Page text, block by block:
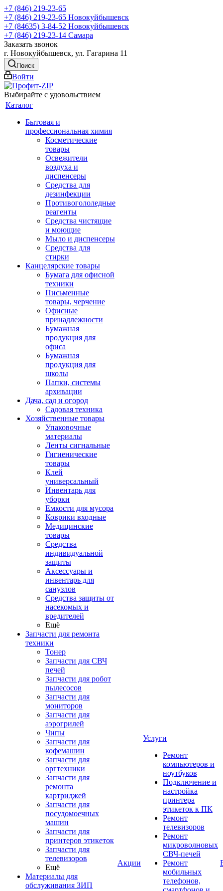
+7 (846) 219-23-65
+7 (846) 219-23-65 Новокуйбышевск
+7 (84635) 3-84-52 Новокуйбышевск
+7 (846) 219-23-14 Самара
Заказать звонок
г. Новокуйбышевск, ул. Гагарина 11
Поиск
Войти
Выбирайте с удовольствием
Каталог
Бытовая и
профессиональная химия
Косметические
товары
Освежители
воздуха и
диспенсеры
Средства для
дезинфекции
Противогололедные
реагенты
Средства чистящие
и моющие
Мыло и диспенсеры
Средства для
стирки
Канцелярские товары
Бумага для офисной
техники
Письменные
товары, черчение
Офисные
принадлежности
Бумажная
продукция для
офиса
Бумажная
продукция для
школы
Папки, системы
архивации
Дача, сад и огород
Садовая техника
Хозяйственные товары
Упаковочные
материалы
Ленты сигнальные
Гигиенические
товары
Клей
универсальный
Инвентарь для
уборки
Емкости для мусора
Коврики входные
Медицинские
товары
Средства
индивидуальной
защиты
Аксессуары и
инвентарь для
санузлов
Средства защиты от
насекомых и
вредителей
Ещё
Запчасти для ремонта
техники
Тонер
Запчасти для СВЧ
печей
Запчасти для робот
пылесосов
Запчасти для
мониторов
Запчасти для
аэрогрилей
Чипы
Запчасти для
кофемашин
Запчасти для
оргтехники
Запчасти для
ремонта
картриджей
Запчасти для
посудомоечных
машин
Запчасти для
принтеров этикеток
Запчасти для
телевизоров
Ещё
Материалы для
обслуживания ЗИП
Акции
Услуги
Ремонт
компьютеров и
ноутбуков
Подключение и
настройка
принтера
этикеток к ПК
Ремонт
телевизоров
Ремонт
микроволновых
СВЧ-печей
Ремонт
мобильных
телефонов,